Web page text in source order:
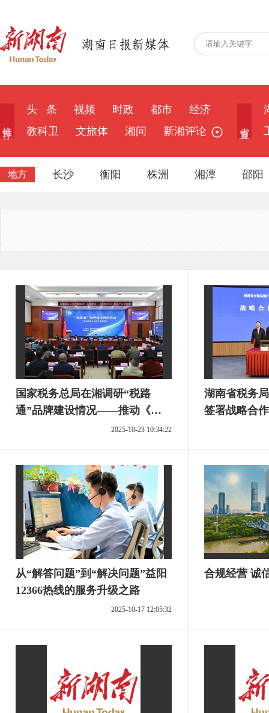
头 条 视频 时政 都市
经济
教科卫
文旅体 湘问 新湘评论
地方 长沙 衡阳 株洲 湘潭 邵阳
国家税务总局在湘调研“税路
通”品牌建设情况——推动《全
球税讯》知识产品护航企业“走
2025-10-23 10:34:22
湖南省税务
签署战略合
从“解答问题”到“解决问题”益阳
12366热线的服务升级之路
2025-10-17 12:05:32
合规经营 诚